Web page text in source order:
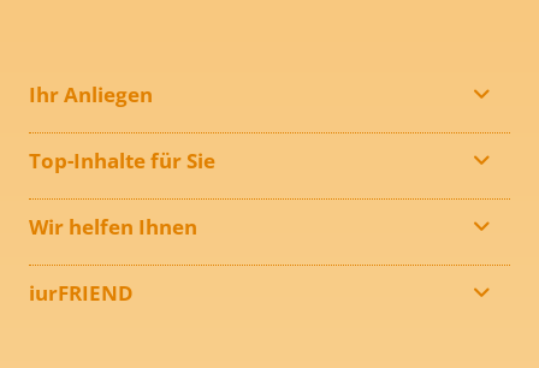
Ihr Anliegen
Top-Inhalte für Sie
Wir helfen Ihnen
iurFRIEND